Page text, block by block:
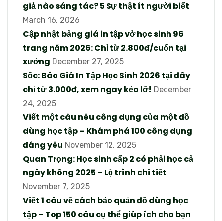
giả nào sáng tác? 5 Sự thật ít người biết
March 16, 2026
Cập nhật bảng giá in tập vở học sinh 96
trang năm 2026: Chỉ từ 2.800đ/cuốn tại
xưởng December 27, 2025
Sốc: Báo Giá In Tập Học Sinh 2026 tại đây
chỉ từ 3.000đ, xem ngay kẻo lỡ! December
24, 2025
Viết một câu nêu công dụng của một đồ
dùng học tập – Khám phá 100 công dụng
đáng yêu November 12, 2025
Quan Trọng: Học sinh cấp 2 có phải học cả
ngày không 2025 – Lộ trình chi tiết
November 7, 2025
Viết 1 câu về cách bảo quản đồ dùng học
tập – Top 150 câu cụ thể giúp ích cho bạn